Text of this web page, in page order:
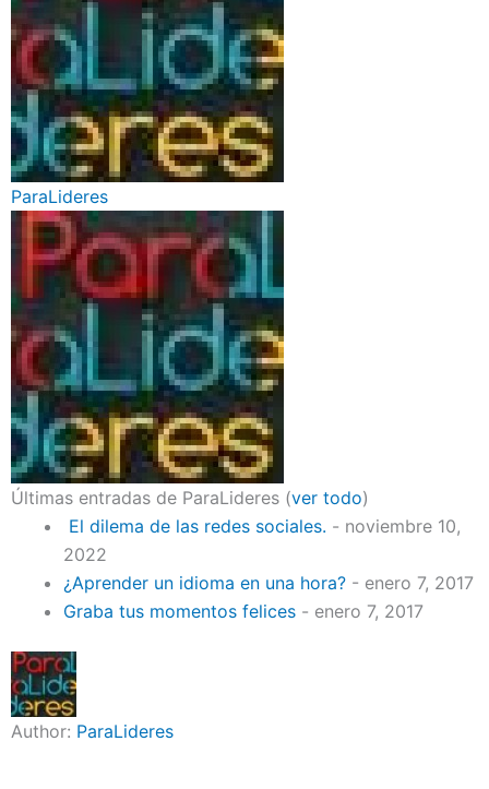
ParaLideres
Últimas entradas de ParaLideres (ver todo)
El dilema de las redes sociales. - noviembre 10,
2022
¿Aprender un idioma en una hora? - enero 7, 2017
Graba tus momentos felices - enero 7, 2017
Author: ParaLideres